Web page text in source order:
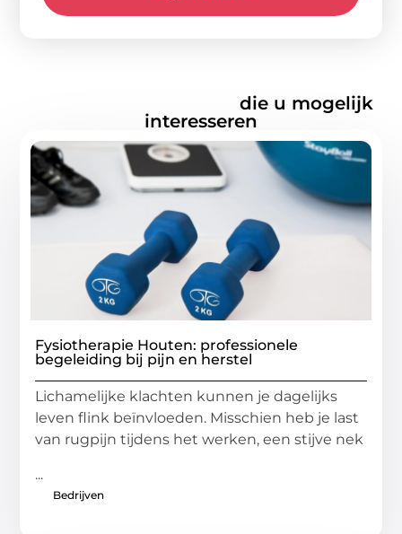
die u mogelijk
interesseren
Fysiotherapie Houten: professionele
begeleiding bij pijn en herstel
Lichamelijke klachten kunnen je dagelijks
leven flink beïnvloeden. Misschien heb je last
van rugpijn tijdens het werken, een stijve nek
...
Bedrijven